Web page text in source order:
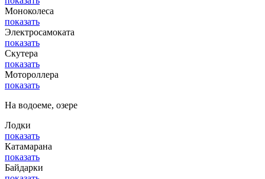
Моноколеса
показать
Электросамоката
показать
Скутера
показать
Мотороллера
показать
На водоеме, озере
Лодки
показать
Катамарана
показать
Байдарки